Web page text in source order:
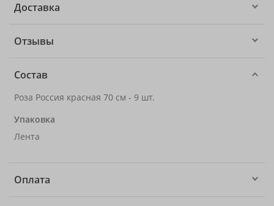
Доставка
Отзывы
Состав
Роза Россия красная 70 см - 9 шт.
Упаковка
Лента
Оплата